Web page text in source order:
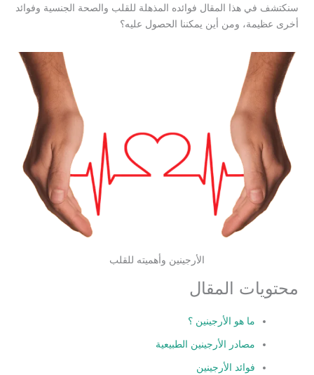
سنكتشف في هذا المقال فوائده المذهلة للقلب والصحة الجنسية وفوائد
أخرى عظيمة، ومن أين يمكننا الحصول عليه؟
الأرجينين وأهميته للقلب
محتويات المقال
ما هو الأرجينين ؟
مصادر الأرجينين الطبيعية
فوائد الأرجينين